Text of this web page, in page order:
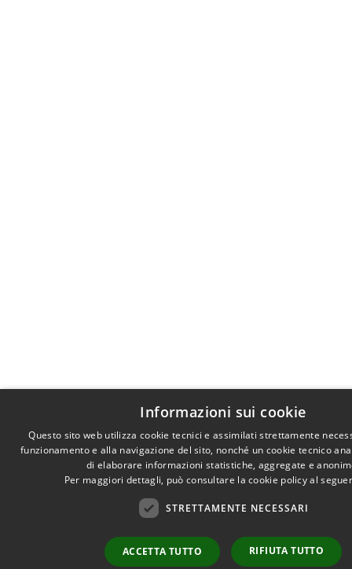
Informazioni sui cookie
Questo sito web utilizza cookie tecnici e assimilati strettamente
funzionamento e alla navigazione del sito, nonché un cookie tecnico
di elaborare informazioni statistiche, aggregate e
Per maggiori dettagli, può consultare la cookie policy al
STRETTAMENTE NECESSARI
ACCETTA TUTTO RIFIUTA TUTTO